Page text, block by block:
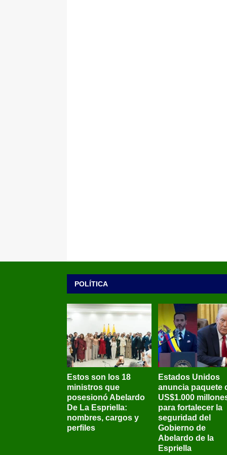
POLÍTICA
Estos son los 18
ministros que
posesionó Abelardo
De La Espriella:
nombres, cargos y
perfiles
Estados Unidos
anuncia paquete
US$1.000
para fortalecer la
seguridad del
Gobierno de
Abelardo de la
Espriella